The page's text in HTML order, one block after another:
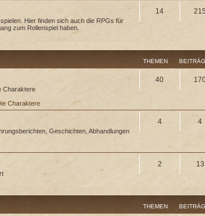
Hier finden sich auch die RPGs für
zum Rollenspiel haben.
14 215
THEMEN
Charaktere
Charaktere
40
Geschichten, Abhandlungen
4 4
2 13
THEMEN